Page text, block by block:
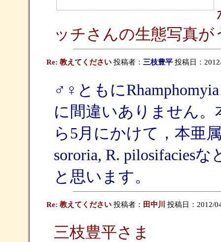
ッチさんの生態写真
Re: 教えてください投稿者： 三枝豊平投稿日：
♂♀ともにRhamphomyia
に間違いありません
ら5月にかけて，本亜
sororia, R. pilosifacies
と思います。
Re: 教えてください投稿者： 田中川 投稿日：2012/
三枝豊平さま